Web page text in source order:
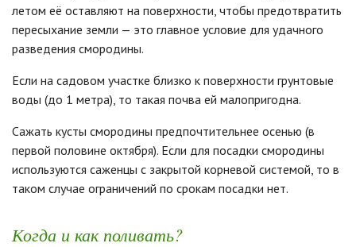
летом её оставляют на поверхности, чтобы предотвратить
пересыхание земли — это главное условие для удачного
разведения смородины.
Если на садовом участке близко к поверхности грунтовые
воды (до 1 метра), то такая почва ей малопригодна.
Сажать кусты смородины предпочтительнее осенью (в
первой половине октября). Если для посадки смородины
используются саженцы с закрытой корневой системой, то в
таком случае ограничений по срокам посадки нет.
Когда и как поливать?